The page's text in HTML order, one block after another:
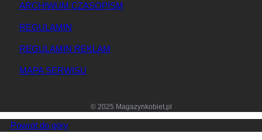
ARCHIWUM CZASOPISM
REGULAMIN
REGULAMIN REKLAM
MAPA SERWISU
© 2025 Magazynkobiet.pl
Powrót do góry